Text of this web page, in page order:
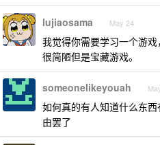
lujiaosama May 24
我觉得你需要学习一个游
很简陋但是宝藏游戏。
someonelikeyouah
如何真的有人知道什么东
由罢了